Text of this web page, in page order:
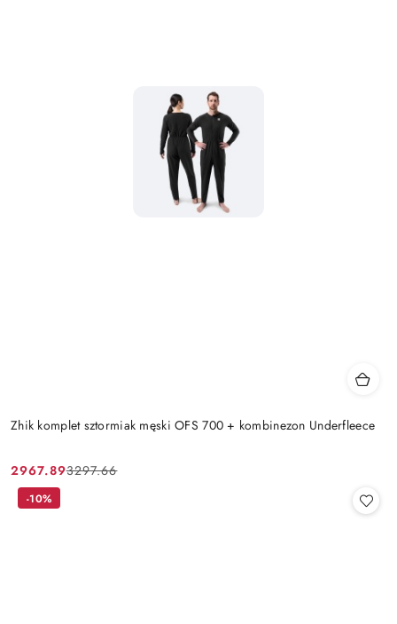
Zhik komplet sztormiak męski OFS 700 + kombinezon Underfleece
Cena
promocyjna:
2967.89
Cena
przed
3297.66
-10%